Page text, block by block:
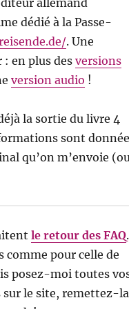
allemand
dédié à la Passe-
. Une
en plus des versions
version audio !
la sortie du livre 4
sont
qu’on m’envoie
le retour des FAQ.
comme pour celle de
posez-moi toutes
sur le site, remettez-